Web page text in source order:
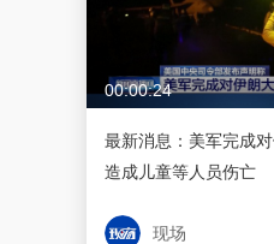
00:00:24
最新消息：美军完成
造成儿童等人员伤亡
现场